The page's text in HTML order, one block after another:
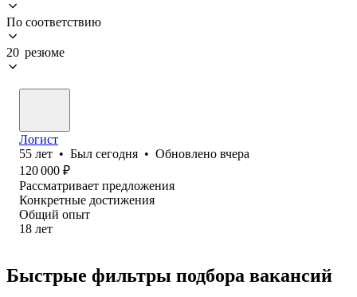
По соответствию
20 резюме
Логист
55 лет • Был сегодня • Обновлено вчера
120 000 ₽
Рассматривает предложения
Конкретные достижения
Общий опыт
18 лет
Быстрые фильтры подбора вакансий